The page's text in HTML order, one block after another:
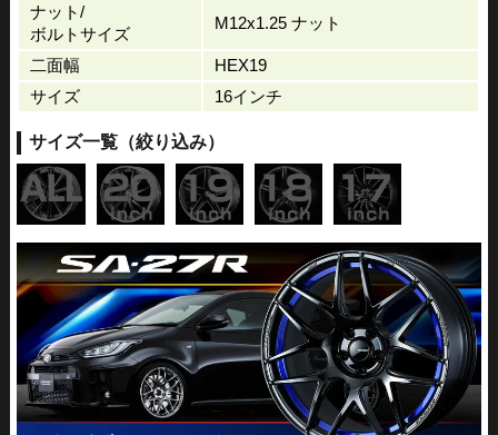
ナット/
ボルトサイズ
M12x1.25 ナット
二面幅
HEX19
サイズ
16インチ
サイズ一覧（絞り込み）